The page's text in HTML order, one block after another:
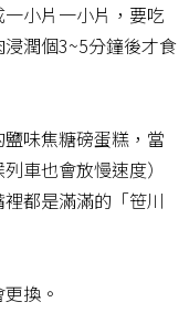
小片一小片，要吃
潤個3~5分鐘後才食
味焦糖磅蛋糕，當
車也會放慢速度）
都是滿滿的「笹川
換。